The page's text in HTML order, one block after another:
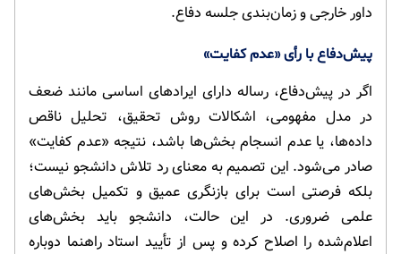
داور خارجی و زمان‌بندی جلسه دفاع.
پیش‌دفاع با رأی «عدم کفایت»
اگر در پیش‌دفاع، رساله دارای ایرادهای اساسی مانند ضعف
در مدل مفهومی، اشکالات روش تحقیق، تحلیل ناقص
داده‌ها، یا عدم انسجام بخش‌ها باشد، نتیجه «عدم کفایت»
صادر می‌شود. این تصمیم به معنای رد تلاش دانشجو نیست؛
بلکه فرصتی است برای بازنگری عمیق و تکمیل بخش‌های
علمی ضروری. در این حالت، دانشجو باید بخش‌های
اعلام‌شده را اصلاح کرده و پس از تأیید استاد راهنما دوباره